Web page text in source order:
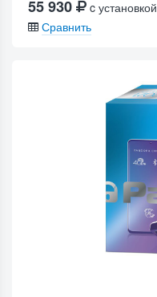
55 930
c установкой
Сравнить